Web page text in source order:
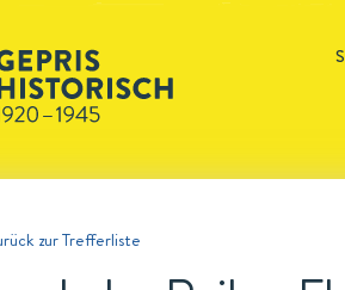
zur Trefferliste